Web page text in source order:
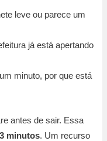
leve ou parece um
já está apertando
minuto, por que está
antes de sair. Essa
3 minutos. Um recurso